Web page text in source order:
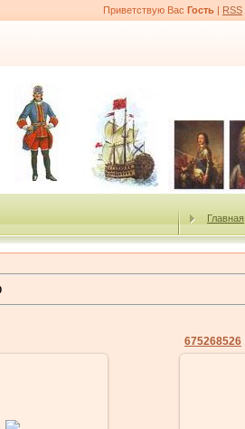
Приветствую Вас Гость | RSS
Главная
675268526